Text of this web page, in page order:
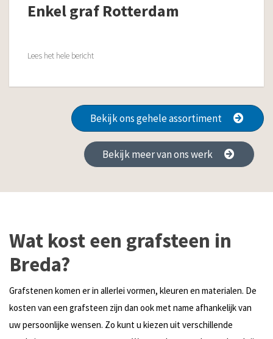
Enkel graf Rotterdam
Lees het hele bericht
Bekijk ons gehele assortiment
Bekijk meer van ons werk
Wat kost een grafsteen in
Breda?
Grafstenen komen er in allerlei vormen, kleuren en materialen. De
kosten van een grafsteen zijn dan ook met name afhankelijk van
uw persoonlijke wensen. Zo kunt u kiezen uit verschillende